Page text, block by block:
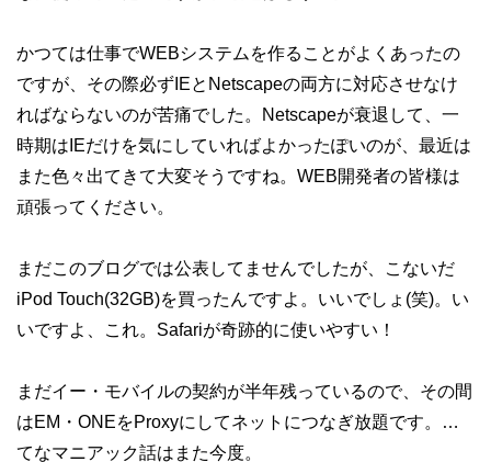
かつては仕事でWEBシステムを作ることがよくあったの
ですが、その際必ずIEとNetscapeの両方に対応させなけ
ればならないのが苦痛でした。Netscapeが衰退して、一
時期はIEだけを気にしていればよかったぽいのが、最近は
また色々出てきて大変そうですね。WEB開発者の皆様は
頑張ってください。
まだこのブログでは公表してませんでしたが、こないだ
iPod Touch(32GB)を買ったんですよ。いいでしょ(笑)。い
いですよ、これ。Safariが奇跡的に使いやすい！
まだイー・モバイルの契約が半年残っているので、その間
はEM・ONEをProxyにしてネットにつなぎ放題です。…
てなマニアック話はまた今度。